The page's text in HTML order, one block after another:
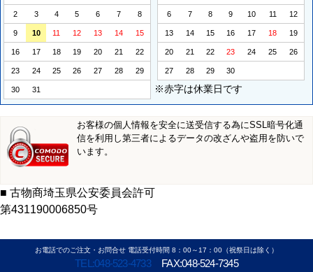
2 3 4 5 6 7 8
9 10 11 12 13 14 15
16 17 18 19 20 21 22
23 24 25 26 27 28 29
30 31
6 7 8 9 10 11 12
13 14 15 16 17 18 19
20 21 22 23 24 25 26
27 28 29 30
※赤字は休業日です
お客様の個人情報を安全に送受信する為にSSL暗号化通
信を利用し第三者によるデータの改ざんや盗用を防いで
います。
■ 古物商埼玉県公安委員会許可
第431190006850号
お電話でのご注文・お問合せ 電話受付時間 8：00～17：00（祝祭日は除く）
TEL:048-523-4733 FAX:048-524-7345